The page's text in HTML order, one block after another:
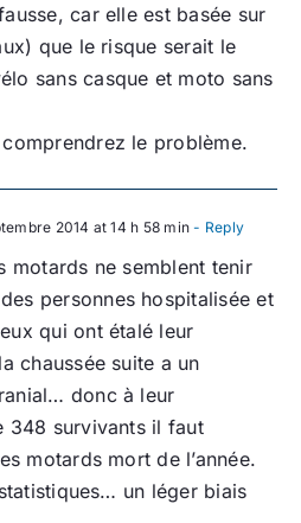
car elle est basée sur
que le risque serait le
sans casque et moto sans
le problème.
2014 at 14 h 58 min- Reply
motards ne semblent tenir
personnes hospitalisée et
qui ont étalé leur
chaussée suite a un
donc à leur
348 survivants il faut
motards mort de l’année.
un léger biais